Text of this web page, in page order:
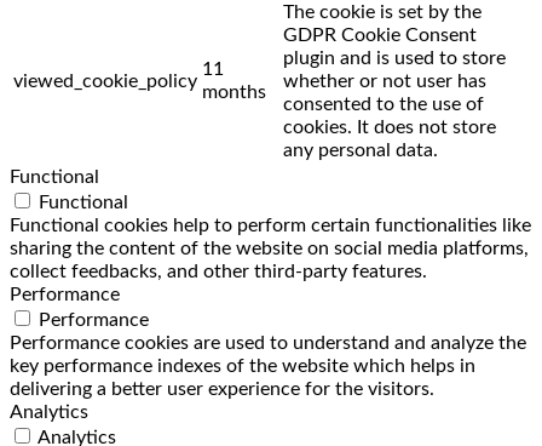
viewed_cookie_policy
11
months
The cookie is set by the
GDPR Cookie Consent
plugin and is used to store
whether or not user has
consented to the use of
cookies. It does not store
any personal data.
Functional
Functional
Functional cookies help to perform certain functionalities like
sharing the content of the website on social media platforms,
collect feedbacks, and other third-party features.
Performance
Performance
Performance cookies are used to understand and analyze the
key performance indexes of the website which helps in
delivering a better user experience for the visitors.
Analytics
Analytics